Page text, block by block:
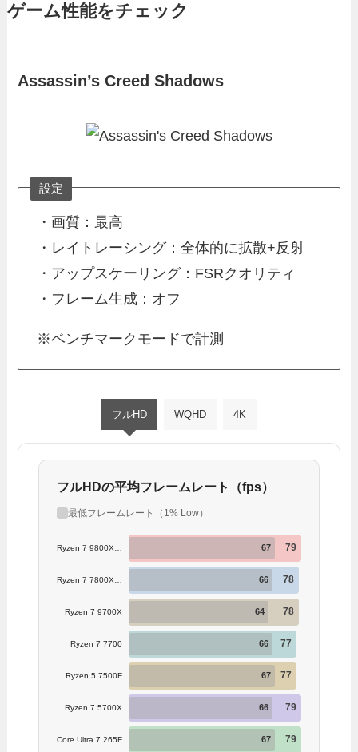
ゲーム性能をチェック
Assassin’s Creed Shadows
設定
・画質：最高
・レイトレーシング：全体的に拡散+反射
・アップスケーリング：FSRクオリティ
・フレーム生成：オフ
※ベンチマークモードで計測
フルHD WQHD 4K
フルHDの平均フレームレート（fps）
最低フレームレート（1% Low）
79
67
78
66
Ryzen 7 9700X 78
64
Ryzen 7 7700 77
66
Ryzen 5 7500F 77
67
Ryzen 7 5700X 79
66
Core Ultra 7 265F 79
67